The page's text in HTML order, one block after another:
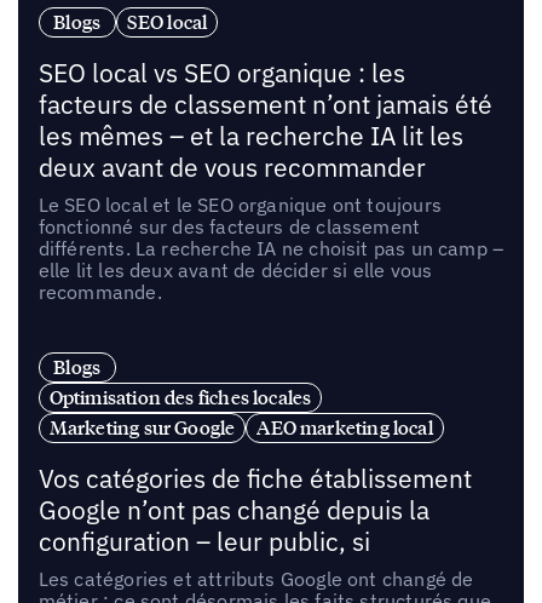
Blogs SEO local
SEO local vs SEO organique : les
facteurs de classement n’ont jamais été
les mêmes – et la recherche IA lit les
deux avant de vous recommander
Le SEO local et le SEO organique ont toujours
fonctionné sur des facteurs de classement
différents. La recherche IA ne choisit pas un camp –
elle lit les deux avant de décider si elle vous
recommande.
Blogs
Optimisation des fiches locales
Marketing sur Google
AEO marketing local
Vos catégories de fiche établissement
Google n’ont pas changé depuis la
configuration – leur public, si
Les catégories et attributs Google ont changé de